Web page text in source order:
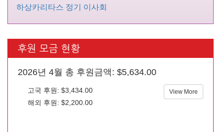
하상카리타스 정기 이사회
후원 모금 현황
2026년 4월 총 후원금액: $5,634.00
고국 후원: $3,434.00
해외 후원: $2,200.00
View More